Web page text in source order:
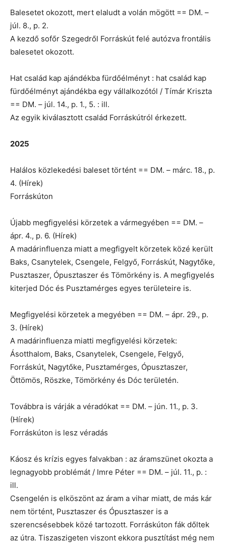
Balesetet okozott, mert elaludt a volán mögött == DM. –
júl. 8., p. 2.
A kezdő sofőr Szegedről Forráskút felé autózva frontális
balesetet okozott.
Hat család kap ajándékba fürdőélményt : hat család kap
fürdőélményt ajándékba egy vállalkozótól / Tímár Kriszta
== DM. – júl. 14., p. 1., 5. : ill.
Az egyik kiválasztott család Forráskútról érkezett.
2025
Halálos közlekedési baleset történt == DM. – márc. 18., p.
4. (Hírek)
Forráskúton
Újabb megfigyelési körzetek a vármegyében == DM. –
ápr. 4., p. 6. (Hírek)
A madárinfluenza miatt a megfigyelt körzetek közé került
Baks, Csanytelek, Csengele, Felgyő, Forráskút, Nagytőke,
Pusztaszer, Ópusztaszer és Tömörkény is. A megfigyelés
kiterjed Dóc és Pusztamérges egyes területeire is.
Megfigyelési körzetek a megyében == DM. – ápr. 29., p.
3. (Hírek)
A madárinfluenza miatti megfigyelési körzetek:
Ásotthalom, Baks, Csanytelek, Csengele, Felgyő,
Forráskút, Nagytőke, Pusztamérges, Ópusztaszer,
Öttömös, Röszke, Tömörkény és Dóc területén.
Továbbra is várják a véradókat == DM. – jún. 11., p. 3.
(Hírek)
Forráskúton is lesz véradás
Káosz és krízis egyes falvakban : az áramszünet okozta a
legnagyobb problémát / Imre Péter == DM. – júl. 11., p. :
ill.
Csengelén is elköszönt az áram a vihar miatt, de más kár
nem történt, Pusztaszer és Ópusztaszer is a
szerencsésebbek közé tartozott. Forráskúton fák dőltek
az útra. Tiszaszigeten viszont ekkora pusztítást még nem